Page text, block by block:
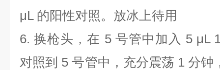
μL 的阳性对照。放冰上待用
6.换枪头，在 5 号管中加入 5 μL
对照到 5号管中，充分震荡 1分钟